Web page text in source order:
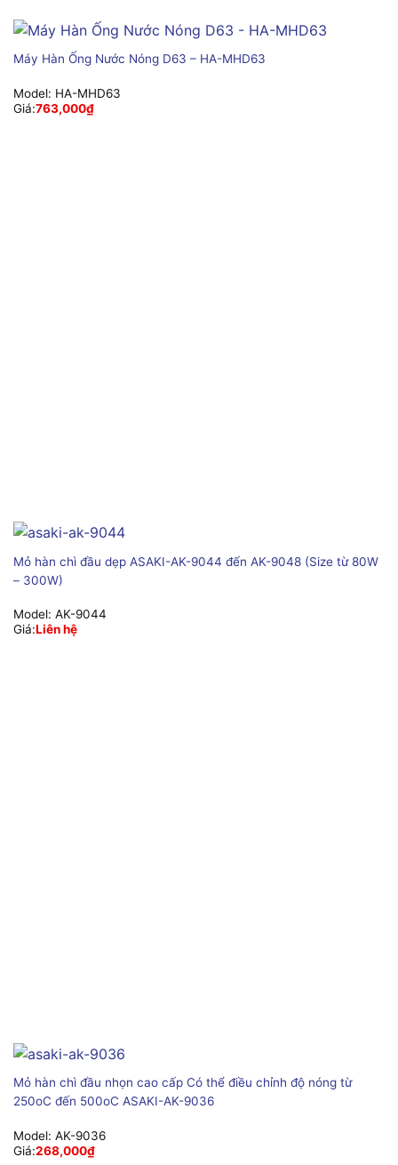
Máy Hàn Ống Nước Nóng D63 – HA-MHD63
Model: HA-MHD63
Giá:763,000₫
Mỏ hàn chì đầu dẹp ASAKI-AK-9044 đến AK-9048 (Size từ 80W
– 300W)
Model: AK-9044
Giá:Liên hệ
Mỏ hàn chì đầu nhọn cao cấp Có thể điều chỉnh độ nóng từ
250oC đến 500oC ASAKI-AK-9036
Model: AK-9036
Giá:268,000₫